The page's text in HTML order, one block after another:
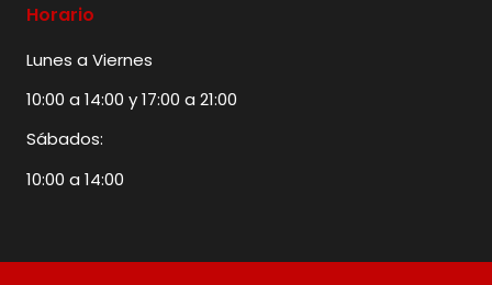
Horario
Lunes a Viernes
10:00 a 14:00 y 17:00 a 21:00
Sábados:
10:00 a 14:00